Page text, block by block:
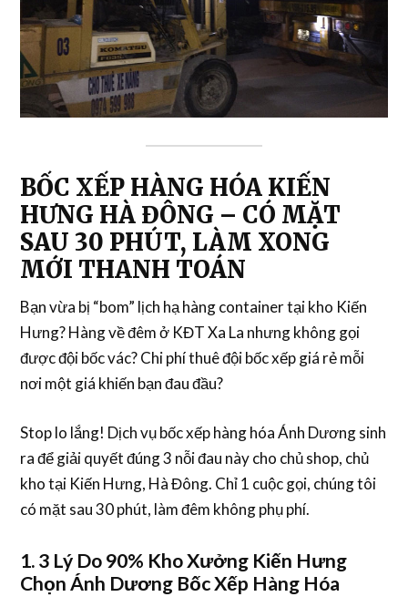
BỐC XẾP HÀNG HÓA KIẾN
HƯNG HÀ ĐÔNG – CÓ MẶT
SAU 30 PHÚT, LÀM XONG
MỚI THANH TOÁN
Bạn vừa bị “bom” lịch hạ hàng containertại kho Kiến
Hưng? Hàng về đêm ở KĐT Xa La nhưng không gọi
được độibốc vác? Chi phíthuê đội bốc xếp giá rẻmỗi
nơi một giá khiến bạn đau đầu?
Stop lo lắng! Dịch vụ bốc xếp hàng hóaÁnh Dương sinh
ra để giải quyết đúng 3 nỗi đau này cho chủ shop, chủ
kho tại Kiến Hưng, Hà Đông. Chỉ 1 cuộc gọi, chúng tôi
có mặt sau 30 phút, làm đêm không phụ phí.
1. 3 Lý Do 90% Kho Xưởng Kiến Hưng
Chọn Ánh Dương Bốc Xếp Hàng Hóa